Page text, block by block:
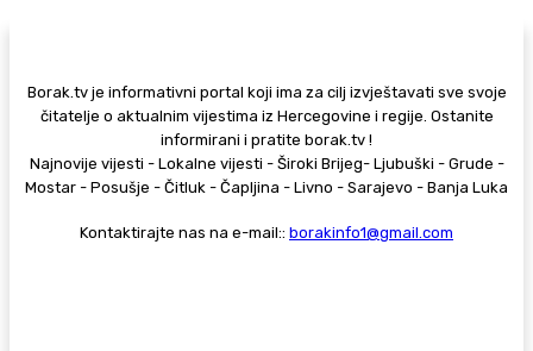
Borak.tv je informativni portal koji ima za cilj izvještavati sve svoje
čitatelje o aktualnim vijestima iz Hercegovine i regije. Ostanite
informirani i pratite borak.tv !
Najnovije vijesti - Lokalne vijesti - Široki Brijeg- Ljubuški - Grude -
Mostar - Posušje - Čitluk - Čapljina - Livno - Sarajevo - Banja Luka
Kontaktirajte nas na e-mail:: borakinfo1@gmail.com